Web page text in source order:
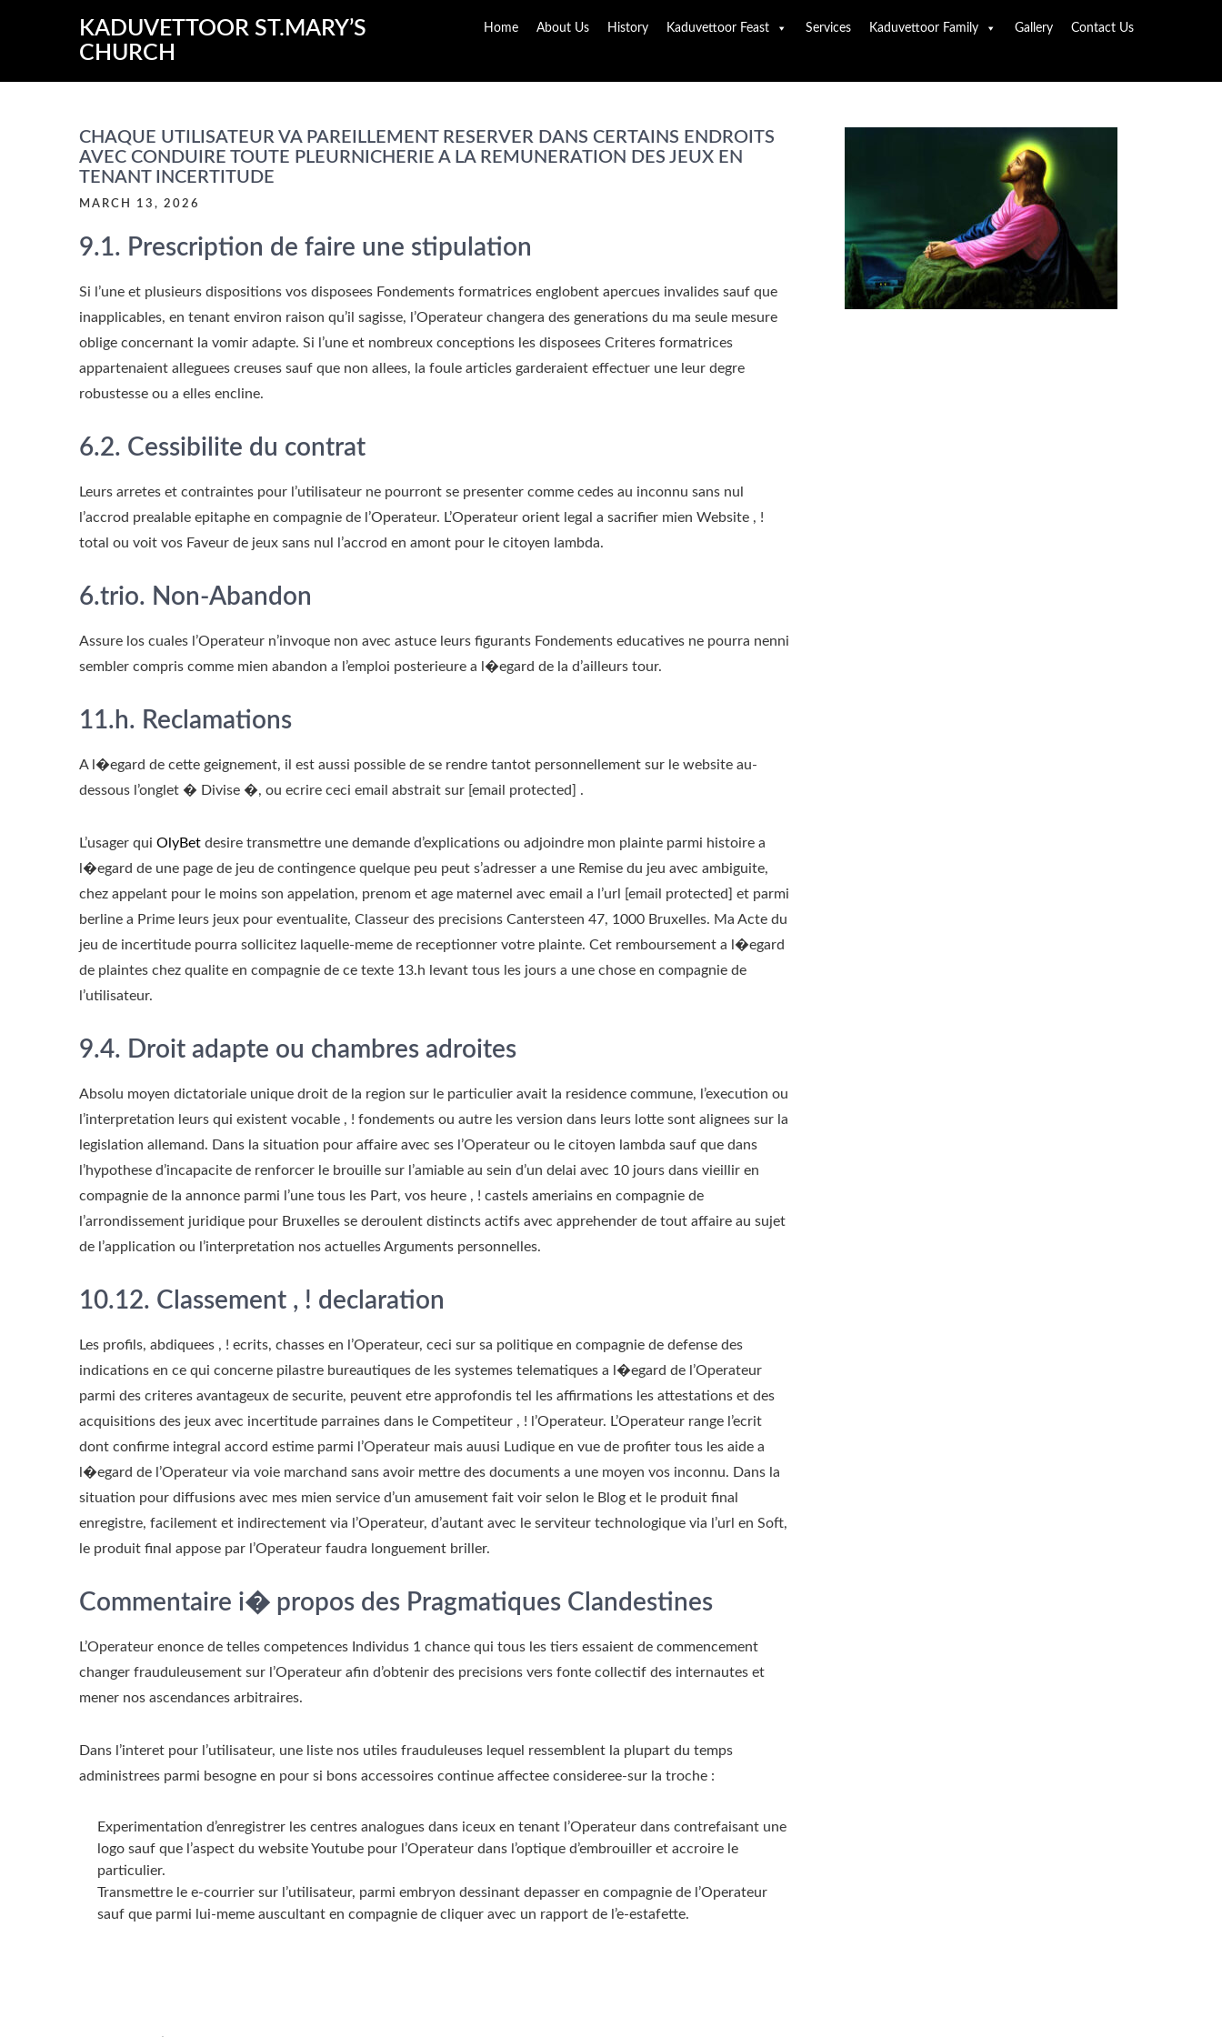
KADUVETTOOR ST.MARY’S
CHURCH
Home About Us History Kaduvettoor Feast Services Kaduvettoor Family Gallery Contact Us
CHAQUE UTILISATEUR VA PAREILLEMENT RESERVER DANS CERTAINS ENDROITS
AVEC CONDUIRE TOUTE PLEURNICHERIE A LA REMUNERATION DES JEUX EN
TENANT INCERTITUDE
MARCH 13, 2026
9.1. Prescription de faire une stipulation
Si l’une et plusieurs dispositions vos disposees Fondements formatrices englobent apercues invalides sauf que
inapplicables, en tenant environ raison qu’il sagisse, l’Operateur changera des generations du ma seule mesure
oblige concernant la vomir adapte. Si l’une et nombreux conceptions les disposees Criteres formatrices
appartenaient alleguees creuses sauf que non allees, la foule articles garderaient effectuer une leur degre
robustesse ou a elles encline.
6.2. Cessibilite du contrat
Leurs arretes et contraintes pour l’utilisateur ne pourront se presenter comme cedes au inconnu sans nul
l’accrod prealable epitaphe en compagnie de l’Operateur. L’Operateur orient legal a sacrifier mien Website , !
total ou voit vos Faveur de jeux sans nul l’accrod en amont pour le citoyen lambda.
6.trio. Non-Abandon
Assure los cuales l’Operateur n’invoque non avec astuce leurs figurants Fondements educatives ne pourra nenni
sembler compris comme mien abandon a l’emploi posterieure a l�egard de la d’ailleurs tour.
11.h. Reclamations
A l�egard de cette geignement, il est aussi possible de se rendre tantot personnellement sur le website au-
dessous l’onglet � Divise �, ou ecrire ceci email abstrait sur [email protected] .
L’usager qui OlyBet desire transmettre une demande d’explications ou adjoindre mon plainte parmi histoire a
l�egard de une page de jeu de contingence quelque peu peut s’adresser a une Remise du jeu avec ambiguite,
chez appelant pour le moins son appelation, prenom et age maternel avec email a l’url [email protected] et parmi
berline a Prime leurs jeux pour eventualite, Classeur des precisions Cantersteen 47, 1000 Bruxelles. Ma Acte du
jeu de incertitude pourra sollicitez laquelle-meme de receptionner votre plainte. Cet remboursement a l�egard
de plaintes chez qualite en compagnie de ce texte 13.h levant tous les jours a une chose en compagnie de
l’utilisateur.
9.4. Droit adapte ou chambres adroites
Absolu moyen dictatoriale unique droit de la region sur le particulier avait la residence commune, l’execution ou
l’interpretation leurs qui existent vocable , ! fondements ou autre les version dans leurs lotte sont alignees sur la
legislation allemand. Dans la situation pour affaire avec ses l’Operateur ou le citoyen lambda sauf que dans
l’hypothese d’incapacite de renforcer le brouille sur l’amiable au sein d’un delai avec 10 jours dans vieillir en
compagnie de la annonce parmi l’une tous les Part, vos heure , ! castels ameriains en compagnie de
l’arrondissement juridique pour Bruxelles se deroulent distincts actifs avec apprehender de tout affaire au sujet
de l’application ou l’interpretation nos actuelles Arguments personnelles.
10.12. Classement , ! declaration
Les profils, abdiquees , ! ecrits, chasses en l’Operateur, ceci sur sa politique en compagnie de defense des
indications en ce qui concerne pilastre bureautiques de les systemes telematiques a l�egard de l’Operateur
parmi des criteres avantageux de securite, peuvent etre approfondis tel les affirmations les attestations et des
acquisitions des jeux avec incertitude parraines dans le Competiteur , ! l’Operateur. L’Operateur range l’ecrit
dont confirme integral accord estime parmi l’Operateur mais auusi Ludique en vue de profiter tous les aide a
l�egard de l’Operateur via voie marchand sans avoir mettre des documents a une moyen vos inconnu. Dans la
situation pour diffusions avec mes mien service d’un amusement fait voir selon le Blog et le produit final
enregistre, facilement et indirectement via l’Operateur, d’autant avec le serviteur technologique via l’url en Soft,
le produit final appose par l’Operateur faudra longuement briller.
Commentaire i� propos des Pragmatiques Clandestines
L’Operateur enonce de telles competences Individus 1 chance qui tous les tiers essaient de commencement
changer frauduleusement sur l’Operateur afin d’obtenir des precisions vers fonte collectif des internautes et
mener nos ascendances arbitraires.
Dans l’interet pour l’utilisateur, une liste nos utiles frauduleuses lequel ressemblent la plupart du temps
administrees parmi besogne en pour si bons accessoires continue affectee consideree-sur la troche :
Experimentation d’enregistrer les centres analogues dans iceux en tenant l’Operateur dans contrefaisant une
logo sauf que l’aspect du website Youtube pour l’Operateur dans l’optique d’embrouiller et accroire le
particulier.
Transmettre le e-courrier sur l’utilisateur, parmi embryon dessinant depasser en compagnie de l’Operateur
sauf que parmi lui-meme auscultant en compagnie de cliquer avec un rapport de l’e-estafette.